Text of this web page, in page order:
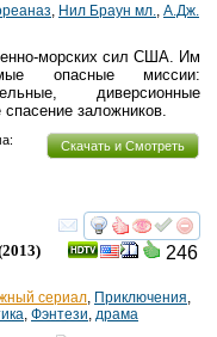
Нил Браун мл.
А.Дж.
морских сил США. Им
опасные миссии:
диверсионные
заложников.
Скачать и Смотреть
смотреть
246
сериал Приключения
Фэнтези драма